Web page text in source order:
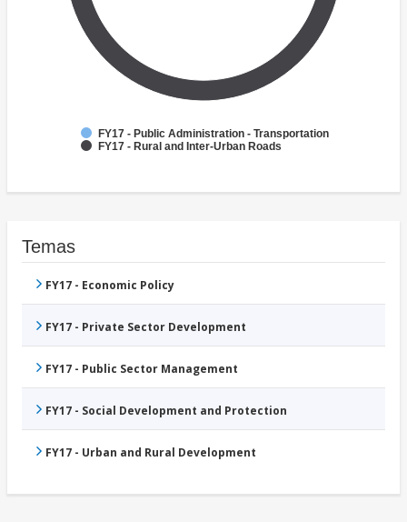
FY17 - Public Administration - Transportation
FY17 - Rural and Inter-Urban Roads
Temas
FY17 - Economic Policy
FY17 - Private Sector Development
FY17 - Public Sector Management
FY17 - Social Development and Protection
FY17 - Urban and Rural Development